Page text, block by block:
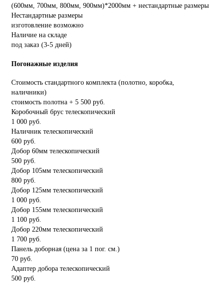
(600мм, 700мм, 800мм, 900мм)*2000мм + нестандартные размеры
Нестандартные размеры
изготовление возможно
Наличие на складе
под заказ (3-5 дней)
Погонажные изделия
Стоимость стандартного комплекта (полотно, коробка,
наличники)
стоимость полотна + 5 500 руб.
Коробочный брус телескопический
1 000 руб.
Наличник телескопический
600 руб.
Добор 60мм телескопический
500 руб.
Добор 105мм телескопический
800 руб.
Добор 125мм телескопический
1 000 руб.
Добор 155мм телескопический
1 100 руб.
Добор 220мм телескопический
1 700 руб.
Панель доборная (цена за 1 пог. см.)
70 руб.
Адаптер добора телескопический
500 руб.